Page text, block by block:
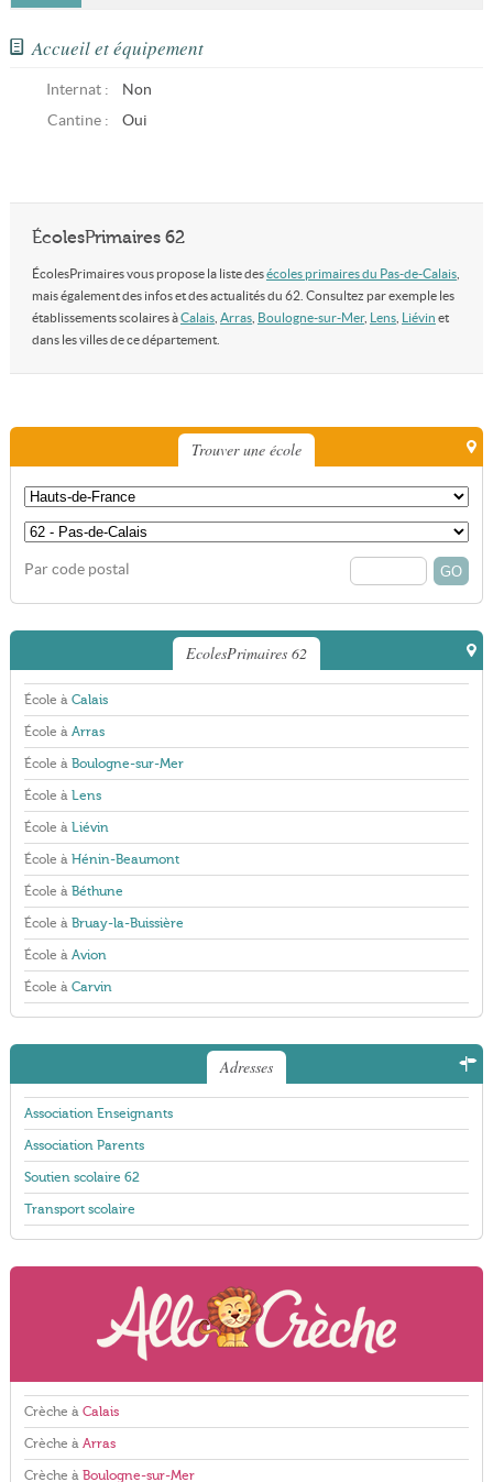
Accueil et équipement
Internat :
Non
Cantine :
Oui
ÉcolesPrimaires 62
ÉcolesPrimaires vous propose la liste desécoles primaires du Pas-de-Calais,
mais également des infos et des actualités du 62. Consultez par exemple les
établissements scolaires àCalais, Arras, Boulogne-sur-Mer, Lens, Liévin et
dans les villes de ce département.
Trouver une école
Par code postal
EcolesPrimaires 62
École à Calais
École à Arras
École à Boulogne-sur-Mer
École à Lens
École à Liévin
École à Hénin-Beaumont
École à Béthune
École à Bruay-la-Buissière
École à Avion
École à Carvin
Adresses
Association Enseignants
Association Parents
Soutien scolaire 62
Transport scolaire
Crèche à Calais
Crèche à Arras
Crèche à Boulogne-sur-Mer